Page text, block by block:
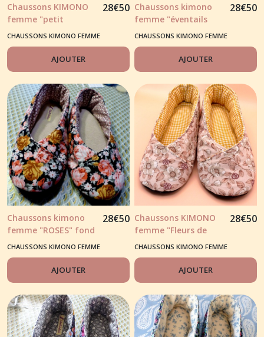
Chaussons KIMONO
femme "petit
feuillage bleu" fond
28€50
CHAUSSONS KIMONO FEMME
AJOUTER
Chaussons kimono
femme "éventails
japonais"
28€50
CHAUSSONS KIMONO FEMME
AJOUTER
Chaussons kimono
femme "ROSES" fond
noir et tons
rose/moutarde
28€50
CHAUSSONS KIMONO FEMME
AJOUTER
Chaussons KIMONO
femme "Fleurs de
cerisiers" tons
naturels et tissu
vichy jaune
28€50
CHAUSSONS KIMONO FEMME
AJOUTER